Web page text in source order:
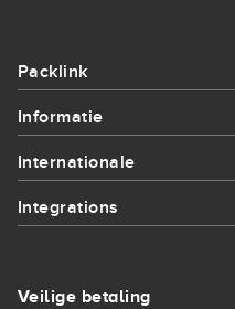
Packlink
Sitemap
Informatie
Integraties
Internationale
Internationale
Send parcel to France
Integrations
Veilige betaling